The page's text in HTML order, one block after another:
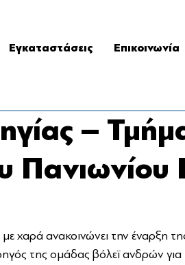
Εγκαταστάσεις Επικοινωνία
–
Πανιωνίου
χαρά ανακοινώνει την έναρξη
της ομάδας βόλεϊ ανδρών